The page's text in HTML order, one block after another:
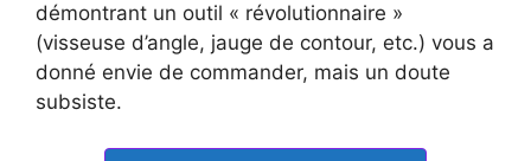
démontrant un outil « révolutionnaire »
(visseuse d’angle, jauge de contour, etc.) vous a
donné envie de commander, mais un doute
subsiste.